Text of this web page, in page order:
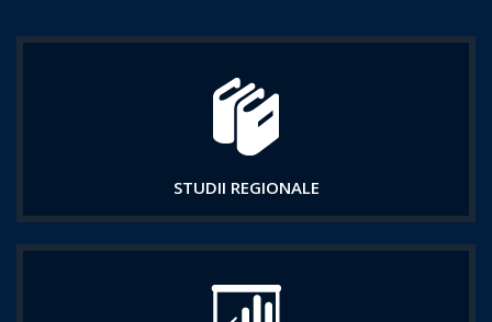
STUDII REGIONALE